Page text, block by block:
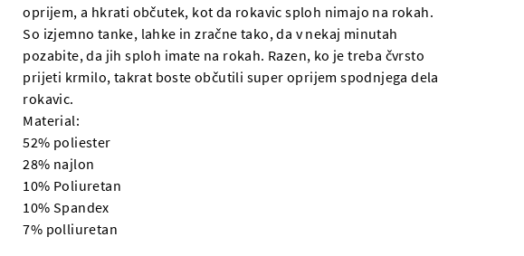
oprijem, a hkrati občutek, kot da rokavic sploh nimajo na rokah.
So izjemno tanke, lahke in zračne tako, da v nekaj minutah
pozabite, da jih sploh imate na rokah. Razen, ko je treba čvrsto
prijeti krmilo, takrat boste občutili super oprijem spodnjega dela
rokavic.
Material:
52% poliester
28% najlon
10% Poliuretan
10% Spandex
7% polliuretan